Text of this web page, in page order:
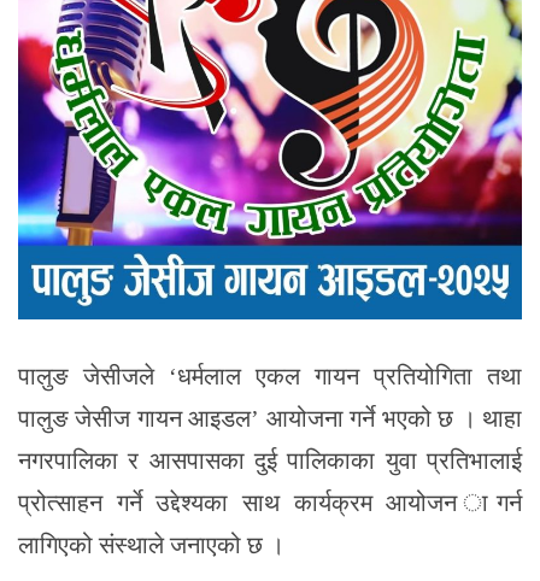
पालुङ जेसीजले ‘धर्मलाल एकल गायन प्रतियोगिता तथा
पालुङ जेसीज गायन आइडल’ आयोजना गर्ने भएको छ । थाहा
नगरपालिका र आसपासका दुई पालिकाका युवा प्रतिभालाई
प्रोत्साहन गर्ने उद्देश्यका साथ कार्यक्रम आयोजन ागर्न
लागिएको संस्थाले जनाएको छ ।